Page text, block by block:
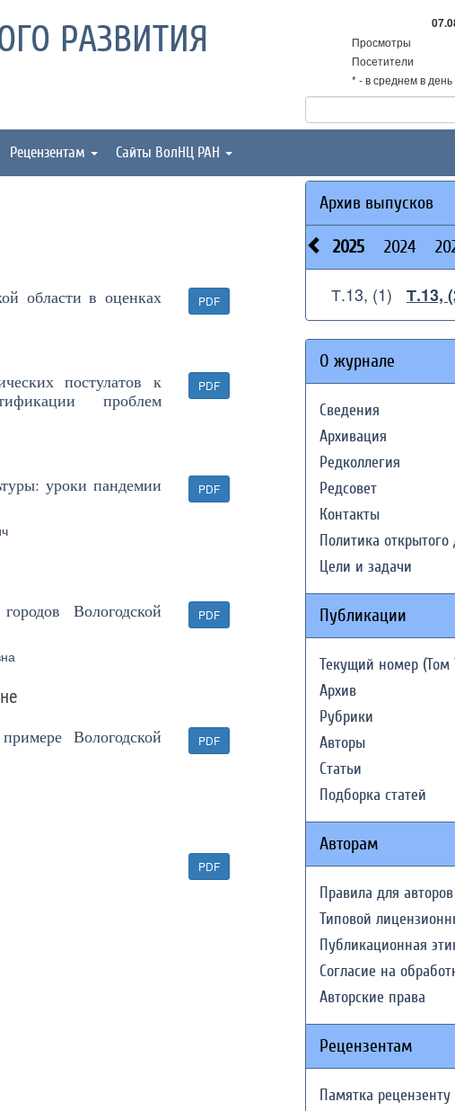
РАЗВИТИЯ
Просмотры
Посетители
* - в среднем в
Рецензентам Сайты ВолНЦ РАН
области в оценках
PDF
постулатов к
проблем
PDF
уроки пандемии
PDF
Вологодской
PDF
Вологодской
PDF
PDF
Архив выпусков
2025 2024
Т.13, (1) Т.13,
О журнале
Сведения
Архивация
Редколлегия
Редсовет
Контакты
Политика открытого
Цели и задачи
Публикации
Текущий номер (Том
Архив
Рубрики
Авторы
Статьи
Подборка статей
Авторам
Правила для авторов
Типовой
Публикационная
Согласие на
Авторские права
Рецензентам
Памятка рецензенту